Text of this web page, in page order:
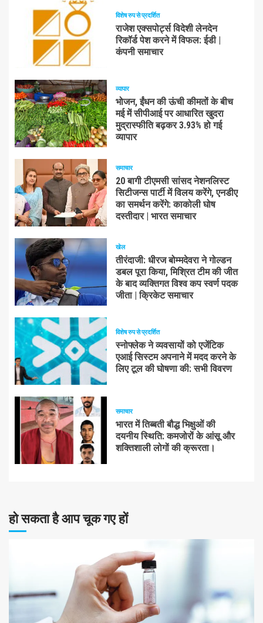
विशेष रुप से प्रदर्शित
राजेश एक्सपोर्ट्स विदेशी लेनदेन
रिकॉर्ड पेश करने में विफल: ईडी |
कंपनी समाचार
व्यापार
भोजन, ईंधन की ऊंची कीमतों के बीच
मई में सीपीआई पर आधारित खुदरा
मुद्रास्फीति बढ़कर 3.93% हो गई
व्यापार
समाचार
20 बागी टीएमसी सांसद नेशनलिस्ट
सिटीजन्स पार्टी में विलय करेंगे, एनडीए
का समर्थन करेंगे: काकोली घोष
दस्तीदार | भारत समाचार
खेल
तीरंदाजी: धीरज बोम्मदेवरा ने गोल्डन
डबल पूरा किया, मिश्रित टीम की जीत
के बाद व्यक्तिगत विश्व कप स्वर्ण पदक
जीता | क्रिकेट समाचार
विशेष रुप से प्रदर्शित
स्नोफ्लेक ने व्यवसायों को एजेंटिक
एआई सिस्टम अपनाने में मदद करने के
लिए टूल की घोषणा की: सभी विवरण
समाचार
भारत में तिब्बती बौद्ध भिक्षुओं की
दयनीय स्थिति: कमजोरों के आंसू और
शक्तिशाली लोगों की क्रूरता।
हो सकता है आप चूक गए हों